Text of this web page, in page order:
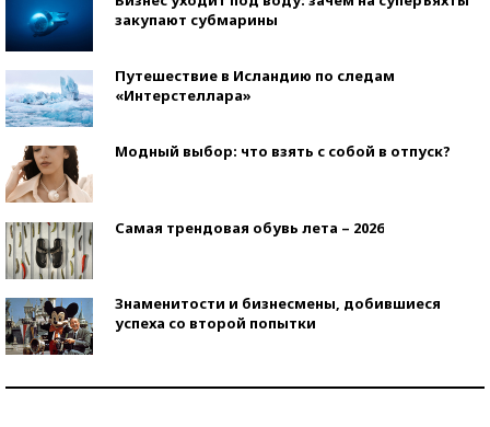
закупают субмарины
Путешествие в Исландию по следам
«Интерстеллара»
Модный выбор: что взять с собой в отпуск?
Самая трендовая обувь лета – 2026
Знаменитости и бизнесмены, добившиеся
успеха со второй попытки